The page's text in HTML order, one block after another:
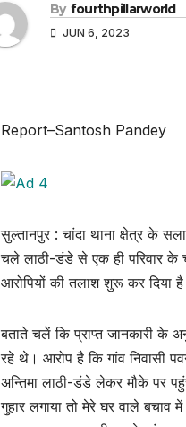
By fourthpillarworld
JUN 6, 2023
Report–Santosh Pandey
सुल्तानपुर : चांदा थाना क्षेत्र के
चले लाठी-डंडे से एक ही परिवार के
आरोपियों की तलाश शुरू कर दिया
बताते चलें कि प्राप्त जानकारी के
रहे थे। आरोप है कि गांव निवासी
अन्तिमा लाठी-डंडे लेकर मौके पर
गुहार लगाया तो मेरे घर वाले